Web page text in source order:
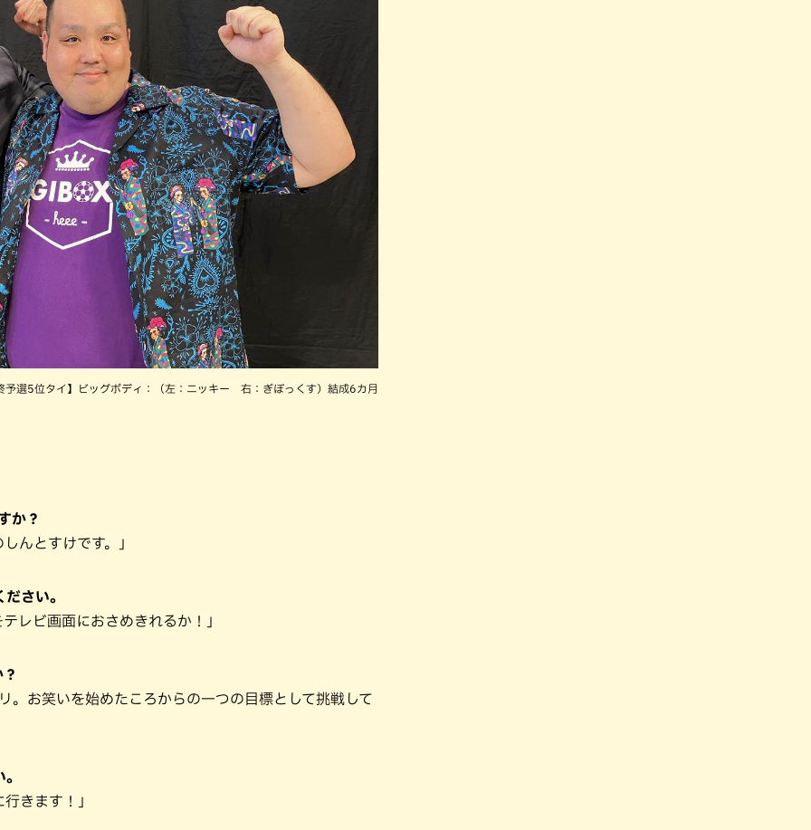
予選5位タイ】ビッグボディ：（左：ニッキー 右：ぎぼっくす）結成6カ月
か？
んとすけです。」
さい。
レビ画面におさめきれるか！」
。お笑いを始めたころからの一つの目標として挑戦して
きます！」